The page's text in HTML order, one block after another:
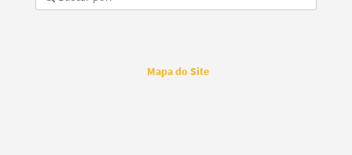
Mapa do Site